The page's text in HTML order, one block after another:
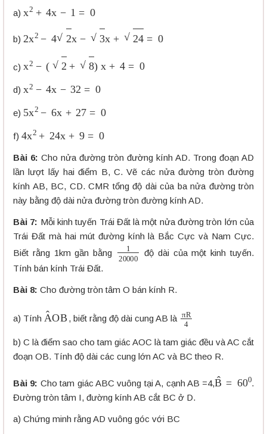
a) 2 x 0
b) 2 2 2 x −3 24 =
c) 2 2 + 8)x + 4 =0
d) 2 x =0
e) 5 2 x =0
f) 4 2 24 x =0
Bài 6: Cho nửa đường tròn đường kính AD. Trong đoạn AD
lần lượt lấy hai điểm B, C. Vẽ các nửa đường tròn đường
kính AB, BC, CD. CMR tổng độ dài của ba nửa đường tròn
này bằng độ dài nửa đường tròn đường kính AD.
Bài 7: Mỗi kinh tuyến Trái Đất là một nửa đường tròn lớn của
Trái Đất mà hai mút đường kính là Bắc Cực và Nam Cực.
Biết rằng 1km gần bằng
20000độ dài của một kinh tuyến.
Tính bán kính Trái Đất.
Bài 8: Cho đường tròn tâm O bán kính R.
a) Tính A OB , biết rằng độ dài cung AB là πR
b) C là điểm sao cho tam giác AOC là tam giác đều và AC cắt
đoạn OB. Tính độ dài các cung lớn AC và BC theo R.
Bài 9: Cho tam giác ABC vuông tại A, cạnh AB =4,B 600.
Đường tròn tâm I, đường kính AB cắt BC ở D.
a) Chứng minh rằng AD vuông góc với BC